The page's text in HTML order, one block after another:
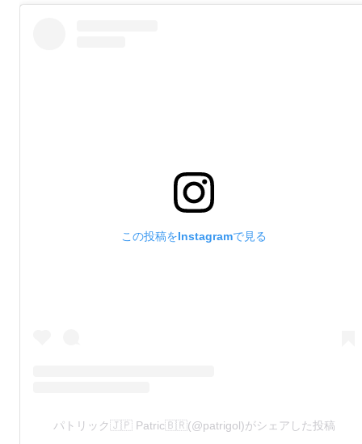
この投稿をInstagramで見る
パトリック🇯🇵 Patric🇧🇷(@patrigol)がシェアした投稿